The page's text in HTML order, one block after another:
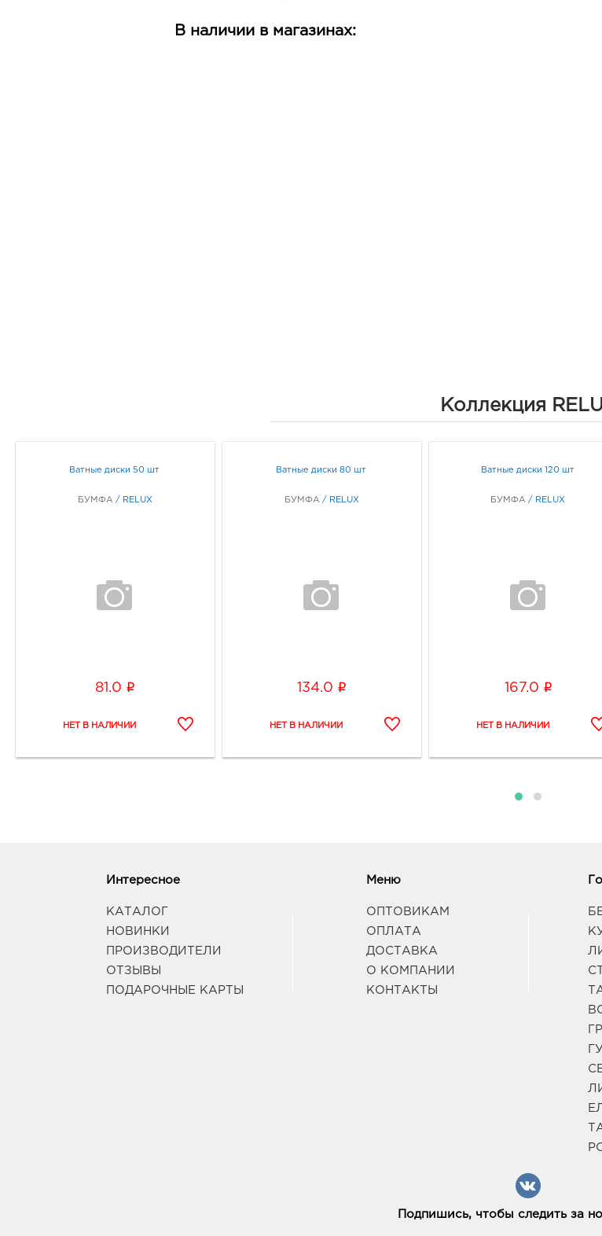
В наличии в магазинах:
Коллекция
Ватные диски 50 шт
БУМФА / RELUX
81.0 i
Ватные диски 80 шт
БУМФА / RELUX
134.0 i
Ватные диски 120 шт
БУМФА / RELUX
167.0 i
Интересное
КАТАЛОГ
НОВИНКИ
ПРОИЗВОДИТЕЛИ
ОТЗЫВЫ
ПОДАРОЧНЫЕ КАРТЫ
Меню
ОПТОВИКАМ
ОПЛАТА
ДОСТАВКА
О КОМПАНИИ
КОНТАКТЫ
Подпишись, чтобы следить за